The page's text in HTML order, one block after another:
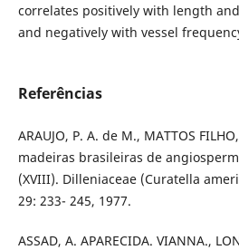
correlates positively with length
and negatively with vessel
Referências
ARAUJO, P. A. de M., MATTOS
madeiras brasileiras de
(XVIII). Dilleniaceae (Curatella
29: 233- 245, 1977.
ASSAD, A. APARECIDA. VIANNA.,